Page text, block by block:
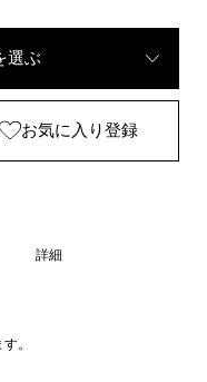
選ぶ
お気に入り登録
詳細
。